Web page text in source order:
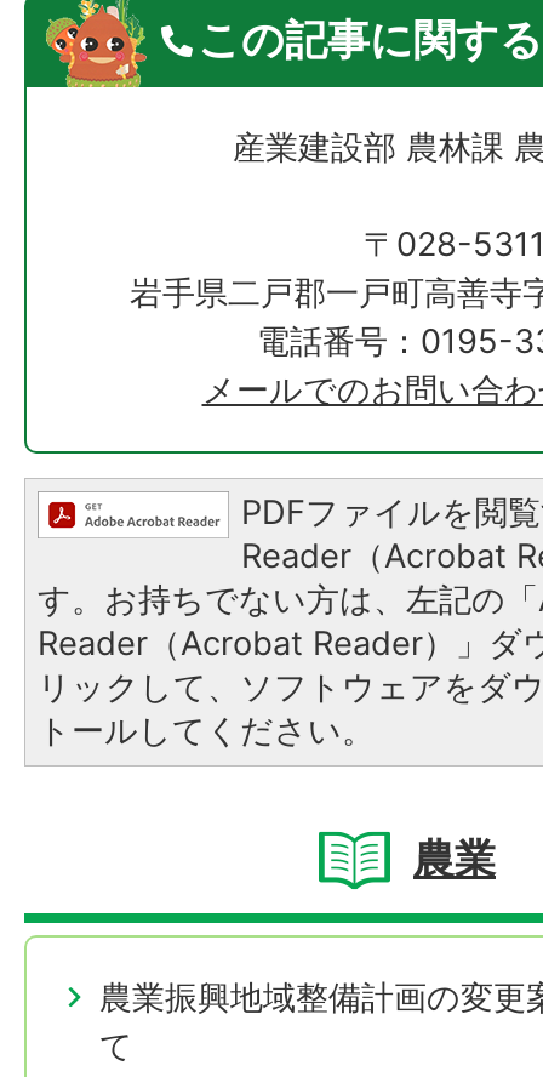
この記事に関す
産業建設部 農林課
〒028-
岩手県二戸郡一戸町高善寺
電話番号：0195-
メールでのお問い合
PDFファイルを閲
Reader（Acrobat
す。お持ちでない方は、左記の
Reader（Acrobat Reader）」ダ
リックして、ソフトウェアをダ
トールしてください。
農業
農業振興地域整備計画の変
て